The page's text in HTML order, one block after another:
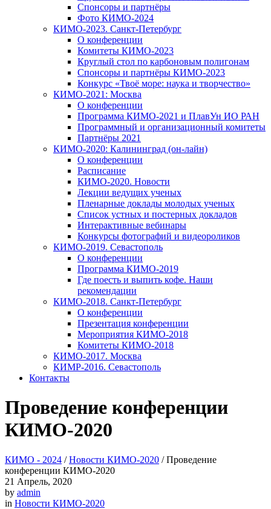
Спонсоры и партнёры
Фото КИМО-2024
КИМО-2023. Санкт-Петербург
О конференции
Комитеты КИМО-2023
Круглый стол по карбоновым полигонам
Спонсоры и партнёры КИМО-2023
Конкурс «Твоё море: наука и творчество»
КИМО-2021: Москва
О конференции
Программа КИМО-2021 и ПлавУн ИО РАН
Программный и организационный комитеты
Партнёры 2021
КИМО-2020: Калининград (он-лайн)
О конференции
Расписание
КИМО-2020. Новости
Лекции ведущих ученых
Пленарные доклады молодых ученых
Список устных и постерных докладов
Интерактивные вебинары
Конкурсы фотографий и видеороликов
КИМО-2019. Севастополь
О конференции
Программа КИМО-2019
Где поесть и выпить кофе. Наши
рекомендации
КИМО-2018. Санкт-Петербург
О конференции
Презентация конференции
Мероприятия КИМО-2018
Комитеты КИМО-2018
КИМО-2017. Москва
КИМР-2016. Севастополь
Контакты
Проведение конференции
КИМО-2020
КИМО - 2024 /Новости КИМО-2020 /Проведение
конференции КИМО-2020
21 Апрель, 2020
by admin
in Новости КИМО-2020